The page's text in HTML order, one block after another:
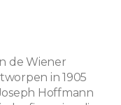
de Wiener
in 1905
Hoffmann